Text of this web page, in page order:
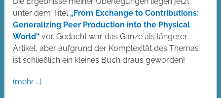
unter dem Titel „From Exchange to Contributions:
Generalizing Peer Production into the Physical
World“ vor. Gedacht war das Ganze als längerer
Artikel, aber aufgrund der Komplexität des Themas
ist schließlich ein kleines Buch draus geworden!
(mehr …)